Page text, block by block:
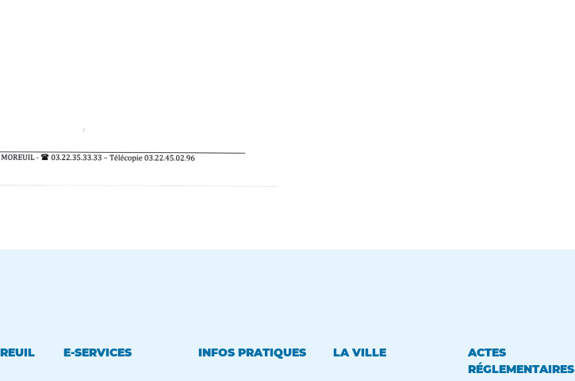
E-SERVICES INFOS PRATIQUES LA VILLE
ACTES
RÉGLEMENTAIRES